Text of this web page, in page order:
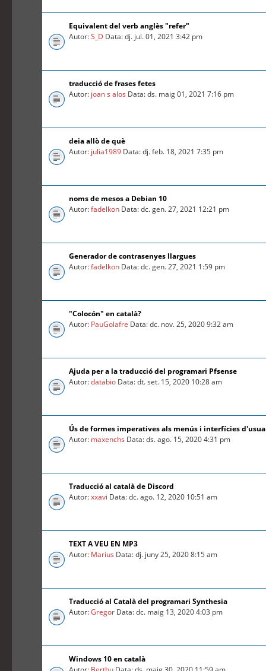
Equivalent del verb anglès "refer"
Autor:S_D Data: dj. jul. 01, 2021 3:42 pm
traducció de frases fetes
Autor: joan s alos Data: ds. maig 01, 2021 7:16 pm
deia allò de què
Autor: julia1989 Data: dj. feb. 18, 2021 7:35 pm
noms de mesos a Debian 10
Autor:fadelkon Data: dc. gen. 27, 2021 12:21 pm
Generador de contrasenyes llargues
Autor:fadelkon Data: dc. gen. 27, 2021 1:59 pm
"Colocón" en català?
Autor: PauGolafre Data: dc. nov. 25, 2020 9:32 am
Ajuda per a la traducció del programari Pfsense
Autor:databio Data: dt. set. 15, 2020 10:28 am
Ús de formes imperatives als menús i interfícies
Autor: maxenchs Data: ds. ago. 15, 2020 4:31 pm
Traducció al català de Discord
Autor:xxavi Data: dc. ago. 12, 2020 10:51 am
TEXT A VEU EN MP3
Autor: Marius Data: dj. juny 25, 2020 8:15 am
Traducció al Català del programari Synthesia
Autor:Gregor Data: dc. maig 13, 2020 4:03 pm
Windows 10 en català